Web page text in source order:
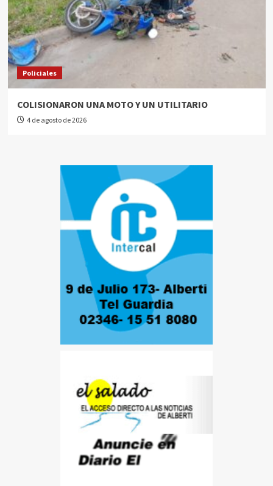
Policiales
COLISIONARON UNA MOTO Y UN UTILITARIO
4 de agosto de 2026